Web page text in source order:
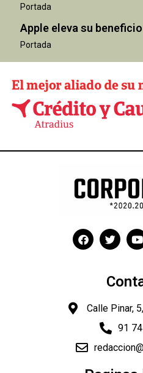
Portada
Apple eleva su beneficio
Portada
Calle Pinar,
91